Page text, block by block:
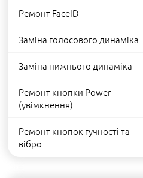
Ремонт FaceID
Заміна голосового динаміка
Заміна нижнього динаміка
Ремонт кнопки Power
(увімкнення)
Ремонт кнопок гучності та
вібро